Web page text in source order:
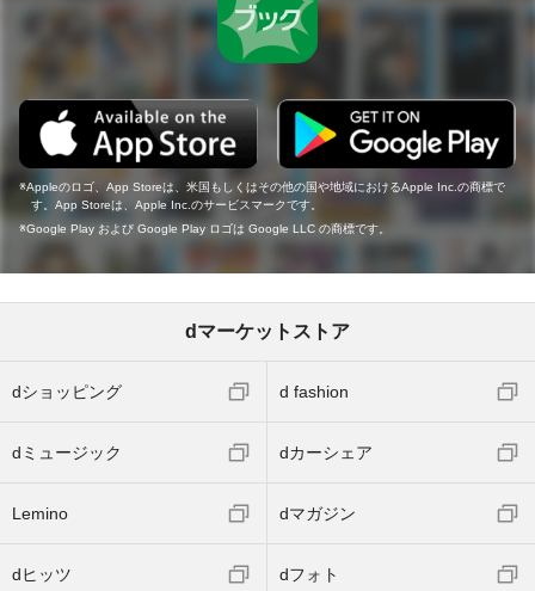
Appleのロゴ、App Storeは、米国もしくはその他の国や地域におけるApple Inc.の商標で
す。App Storeは、Apple Inc.のサービスマークです。
Google Play および Google Play ロゴは Google LLC の商標です。
dマーケットストア
dショッピング d fashion
dミュージック dカーシェア
Lemino dマガジン
dヒッツ dフォト